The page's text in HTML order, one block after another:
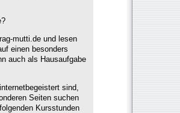
mutti.de und lesen
einen besonders
auch als Hausaufgabe
sind,
Seiten suchen
Kursstunden